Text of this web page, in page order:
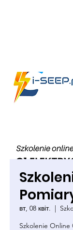
вт, 08 квіт.
  |
Szkolenie Online